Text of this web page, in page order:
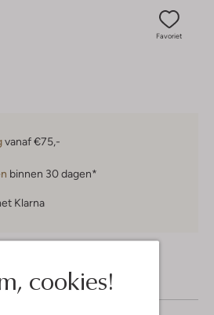
cookies!
Favoriet
vanaf €75,-
binnen 30 dagen*
Klarna